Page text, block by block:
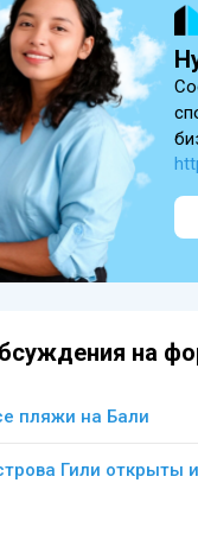
на
пляжи на Бали
Гили открыты